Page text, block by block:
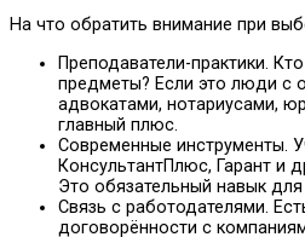
На что обратить внимание при
Преподаватели-практики.
предметы? Если это люди с
адвокатами, нотариусами,
главный плюс.
Современные инструменты.
КонсультантПлюс, Гарант и
Это обязательный навык для
Связь с работодателями.
договорённости с